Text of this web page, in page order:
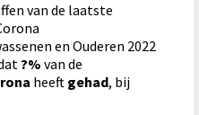
van de laatste
en Ouderen 2022
?% van de
heeft gehad, bij